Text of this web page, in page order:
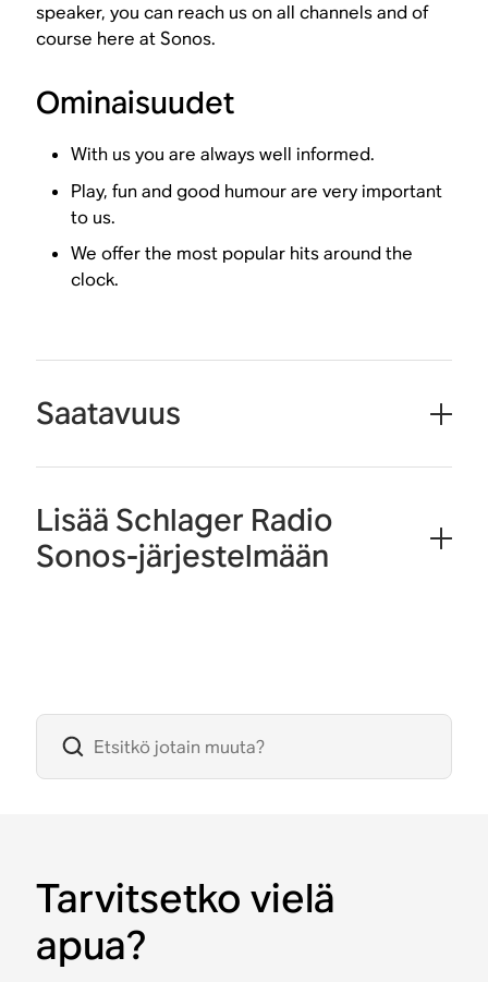
speaker, you can reach us on all channels and of
course here at Sonos.
Ominaisuudet
With us you are always well informed.
Play, fun and good humour are very important
to us.
We offer the most popular hits around the
clock.
Saatavuus
Lisää Schlager Radio
Sonos-järjestelmään
Tarvitsetko vielä
apua?